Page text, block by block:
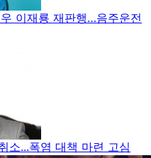
이재룡 재판행…음주운전
소...폭염 대책 마련 고심